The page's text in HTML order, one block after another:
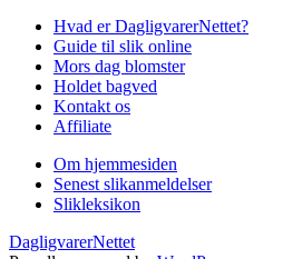
Hvad er DagligvarerNettet?
Guide til slik online
Mors dag blomster
Holdet bagved
Kontakt os
Affiliate
Om hjemmesiden
Senest slikanmeldelser
Slikleksikon
DagligvarerNettet